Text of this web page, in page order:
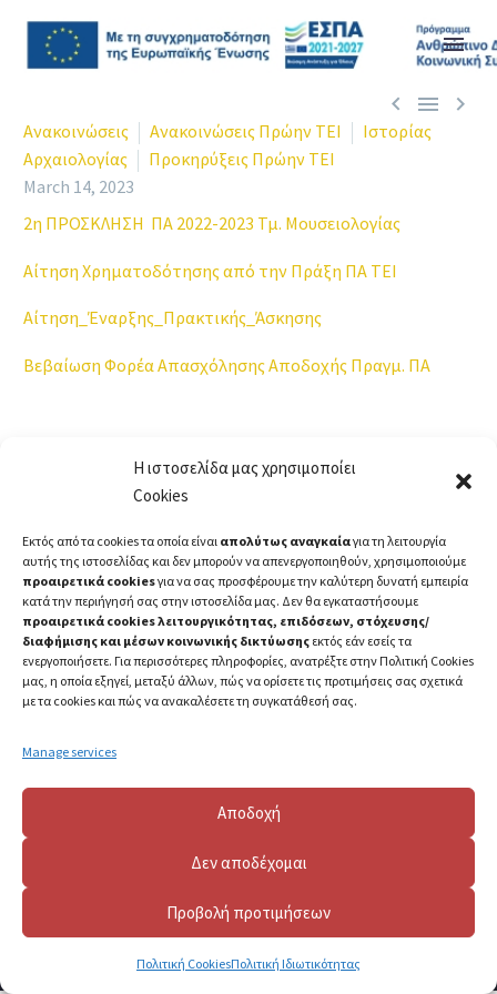
Η ιστοσελίδα μας χρησιμοποίει
Cookies
Εκτός από τα cookies τα οποία είναι απολύτως αναγκαίαγια τη λειτουργία
αυτής της ιστοσελίδας και δεν μπορούν να απενεργοποιηθούν, χρησιμοποιούμε
προαιρετικά cookiesγια να σας προσφέρουμε την καλύτερη δυνατή εμπειρία
κατά την περιήγησή σας στην ιστοσελίδα μας. Δεν θα εγκαταστήσουμε
προαιρετικά cookies λειτουργικότητας, επιδόσεων, στόχευσης/
διαφήμισης και μέσων κοινωνικής δικτύωσης εκτός εάν εσείς τα
ενεργοποιήσετε. Για περισσότερες πληροφορίες, ανατρέξτε στην Πολιτική Cookies
μας, η οποία εξηγεί, μεταξύ άλλων, πώς να ορίσετε τις προτιμήσεις σας σχετικά
με τα cookies και πώς να ανακαλέσετε τη συγκατάθεσή σας.
Manage services
Αποδοχή
Δεν αποδέχομαι
Προβολή προτιμήσεων
Πολιτική CookiesΠολιτική Ιδιωτικότητας
  
Ανακοινώσεις Ανακοινώσεις Πρώην ΤΕΙ
Ιστορίας
Αρχαιολογίας
Προκηρύξεις Πρώην ΤΕΙ
March 14, 2023
2η ΠΡΟΣΚΛΗΣΗ ΠΑ 2022-2023 Τμ. Μουσειολογίας
Αίτηση Χρηματοδότησης από την Πράξη ΠΑ ΤΕΙ
Αίτηση_Έναρξης_Πρακτικής_Άσκησης
Βεβαίωση Φορέα Απασχόλησης Αποδοχής Πραγμ. ΠΑ
2023 ©Πανεπιστήμιο Πατρών